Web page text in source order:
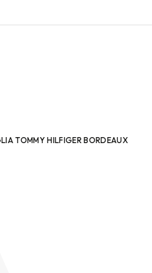
TOMMY HILFIGER BORDEAUX